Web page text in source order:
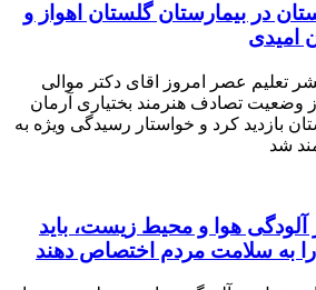
در بیمارستان گلستان اهواز و
امیدی
تعلیم عصر امروز اقای دکتر موالی
وضعیت تصادف هنرمند بختیاری آرمان
بازدید کرد و خواستار رسیدگی ویژه به
شد
هوا و محیط زیست، باید
به سلامت مردم اختصاص دهند